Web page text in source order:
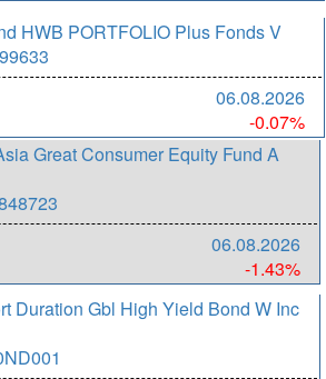
HWB PORTFOLIO Plus Fonds V
06.08.2026
-0.07%
Great Consumer Equity Fund A
06.08.2026
-1.43%
Duration Gbl High Yield Bond W Inc